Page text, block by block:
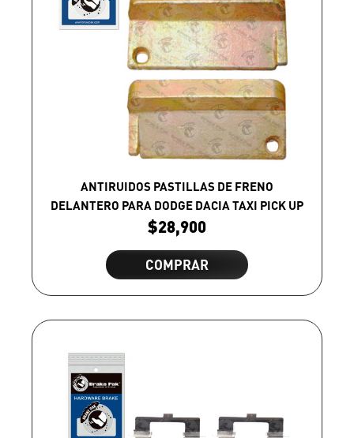
ANTIRUIDOS PASTILLAS DE FRENO
DELANTERO PARA DODGE DACIA TAXI PICK UP
$28,900
COMPRAR